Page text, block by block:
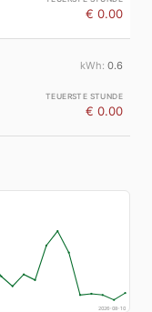
€ 0.00
0.6
€ 0.00
2026-08-10